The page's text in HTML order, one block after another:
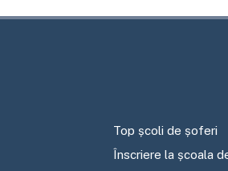
Top școli de șoferi
Înscriere la școala